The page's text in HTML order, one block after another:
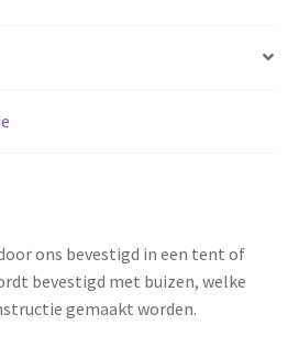
ons bevestigd in een tent of
bevestigd met buizen, welke
gemaakt worden.